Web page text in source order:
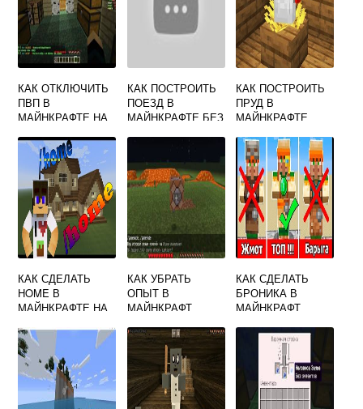
КАК ОТКЛЮЧИТЬ
ПВП В
МАЙНКРАФТЕ НА
КАК ПОСТРОИТЬ
ПОЕЗД В
МАЙНКРАФТЕ БЕЗ
КАК ПОСТРОИТЬ
ПРУД В
МАЙНКРАФТЕ
КАК СДЕЛАТЬ
HOME В
МАЙНКРАФТЕ НА
КАК УБРАТЬ
ОПЫТ В
МАЙНКРАФТ
КАК СДЕЛАТЬ
БРОНИКА В
МАЙНКРАФТ